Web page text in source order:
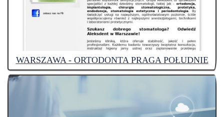
WARSZAWA - ORTODONTA PRAGA POŁUDNIE